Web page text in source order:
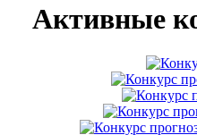
Активные